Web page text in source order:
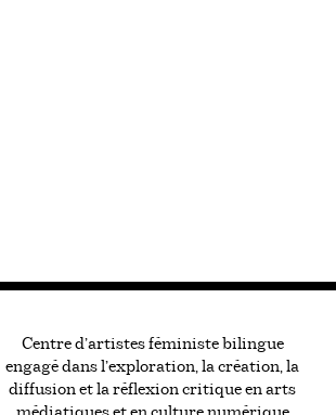
Centre d’artistes féministe bilingue
engagé dans l’exploration, la création, la
diffusion et la réflexion critique en arts